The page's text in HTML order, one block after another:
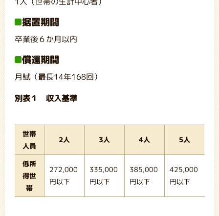
据置期間
卒業後６か月以内
償還期間
月賦（最長14年168回）
別表１ 収入基準
世帯
人員
2人 3人 4人 5人
低所
得世
帯
272,000
円以下
335,000
円以下
385,000
円以下
425,000
円以下